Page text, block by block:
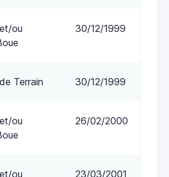
ou
30/12/1999
Terrain 30/12/1999
ou
26/02/2000
ou
23/03/2001